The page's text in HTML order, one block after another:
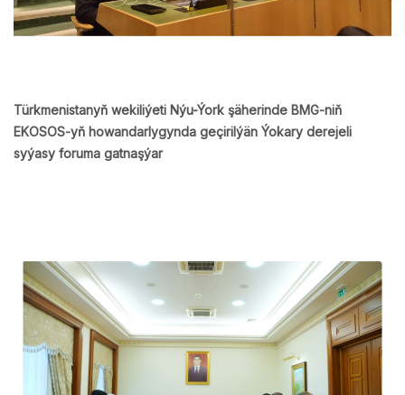
Türkmenistanyň wekiliýeti Nýu-Ýork şäherinde BMG-niň
EKOSOS-yň howandarlygynda geçirilýän Ýokary derejeli
syýasy foruma gatnaşýar